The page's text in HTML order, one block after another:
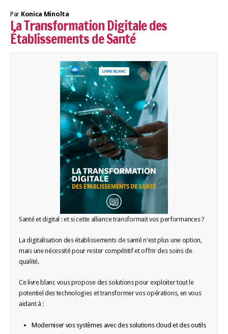
Par Konica Minolta
La Transformation Digitale des
Établissements de Santé
Santé et digital : et si cette alliance transformait vos performances ?
La digitalisation des établissements de santé n'est plus une option,
mais une nécessité pour rester compétitif et offrir des soins de
qualité.
Ce livre blanc vous propose des solutions pour exploiter tout le
potentiel des technologies et transformer vos opérations, en vous
aidant à :
Moderniser vos systèmes avec des solutions cloud et des outils